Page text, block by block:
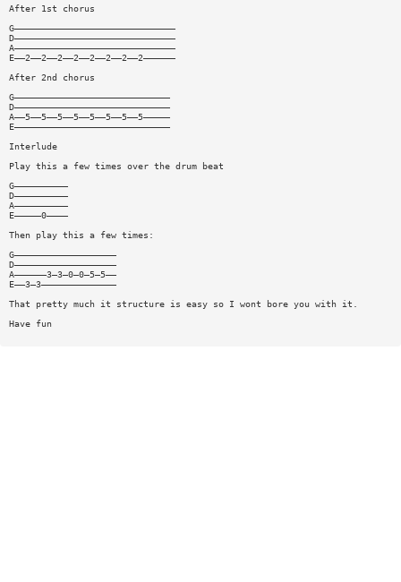
After 1st chorus
G——————————————————————————————
D——————————————————————————————
A——————————————————————————————
E——2——2——2——2——2——2——2——2——————
After 2nd chorus
G—————————————————————————————
D—————————————————————————————
A——5——5——5——5——5——5——5——5—————
E—————————————————————————————
Interlude
Play this a few times over the drum beat
G——————————
D——————————
A——————————
E—————0————
Then play this a few times:
G———————————————————
D———————————————————
A——————3—3—0—0—5—5——
E——3—3——————————————
That pretty much it structure is easy so I wont bore you with it.
Have fun